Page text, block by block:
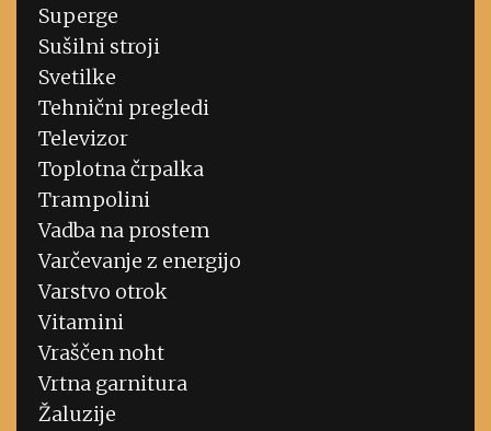
Superge
Sušilni stroji
Svetilke
Tehnični pregledi
Televizor
Toplotna črpalka
Trampolini
Vadba na prostem
Varčevanje z energijo
Varstvo otrok
Vitamini
Vraščen noht
Vrtna garnitura
Žaluzije